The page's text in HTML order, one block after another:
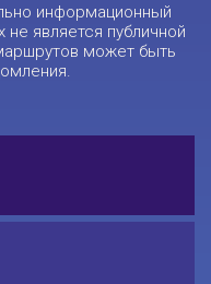
информационный
не является публичной
может быть